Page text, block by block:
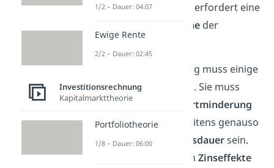
verdient werden. Das erfordert eine
vollständige Abnahme der
Produkte am Markt.
Auch die Abschreibung muss einige
Bedingungen erfüllen. Sie muss
erstens exakt der
Wertminderung
entsprechen und zweitens genauso
lang wie dieNutzungsdauersein.
Zu guter Letzt werden Zinseffekte
1/2 – Dauer: 04:07
Ewige Rente
2/2 – Dauer: 02:45
Investitionsrechnung
Kapitalmarkttheorie
Portfoliotheorie
1/8 – Dauer: 06:00